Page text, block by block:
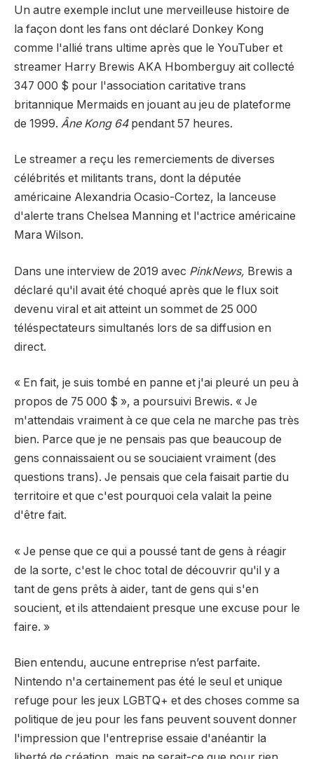
Un autre exemple inclut une merveilleuse histoire de
la façon dont les fans ont déclaré Donkey Kong
comme l'allié trans ultime après que le YouTuber et
streamer Harry Brewis AKA Hbomberguy ait collecté
347 000 $ pour l'association caritative trans
britannique Mermaids en jouant au jeu de plateforme
de 1999. Âne Kong 64 pendant 57 heures.
Le streamer a reçu les remerciements de diverses
célébrités et militants trans, dont la députée
américaine Alexandria Ocasio-Cortez, la lanceuse
d'alerte trans Chelsea Manning et l'actrice américaine
Mara Wilson.
Dans une interview de 2019 avec PinkNews, Brewis a
déclaré qu'il avait été choqué après que le flux soit
devenu viral et ait atteint un sommet de 25 000
téléspectateurs simultanés lors de sa diffusion en
direct.
« En fait, je suis tombé en panne et j'ai pleuré un peu à
propos de 75 000 $ », a poursuivi Brewis. « Je
m'attendais vraiment à ce que cela ne marche pas très
bien. Parce que je ne pensais pas que beaucoup de
gens connaissaient ou se souciaient vraiment (des
questions trans). Je pensais que cela faisait partie du
territoire et que c'est pourquoi cela valait la peine
d'être fait.
« Je pense que ce qui a poussé tant de gens à réagir
de la sorte, c'est le choc total de découvrir qu'il y a
tant de gens prêts à aider, tant de gens qui s'en
soucient, et ils attendaient presque une excuse pour le
faire. »
Bien entendu, aucune entreprise n’est parfaite.
Nintendo n'a certainement pas été le seul et unique
refuge pour les jeux LGBTQ+ et des choses comme sa
politique de jeu pour les fans peuvent souvent donner
l'impression que l'entreprise essaie d'anéantir la